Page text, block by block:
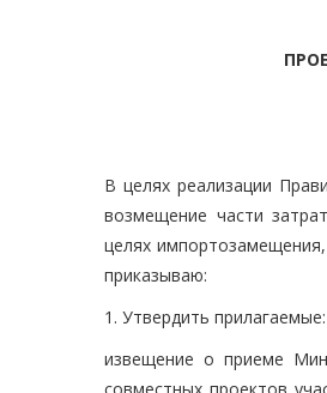
В целях реализации
возмещение части
целях
приказываю:
1. Утвердить прилагаемые:
извещение о приеме